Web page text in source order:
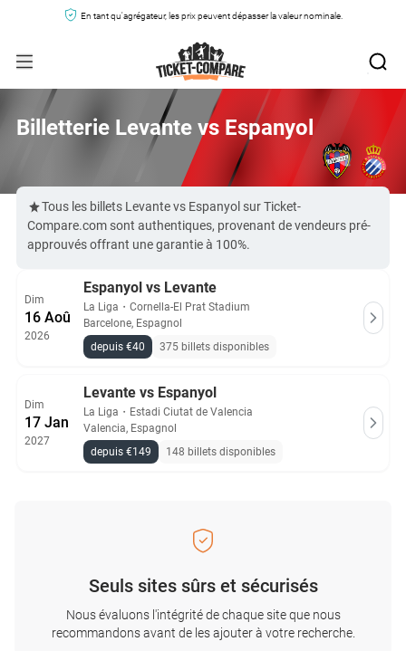
En tant qu'agrégateur, les prix peuvent dépasser la valeur nominale.
Billetterie Levante vs Espanyol
Tous les billets Levante vs Espanyol sur Ticket-
Compare.com sont authentiques, provenant de vendeurs pré-
approuvés offrant une garantie à 100%.
Dim
16 Aoû
2026
Espanyol vs Levante
La Liga ・ Cornella-El Prat Stadium
Barcelone, Espagnol
depuis €40
375 billets disponibles
Dim
17 Jan
2027
Levante vs Espanyol
La Liga ・ Estadi Ciutat de Valencia
Valencia, Espagnol
depuis €149
148 billets disponibles
Seuls sites sûrs et sécurisés
Nous évaluons l'intégrité de chaque site que nous
recommandons avant de les ajouter à votre recherche.